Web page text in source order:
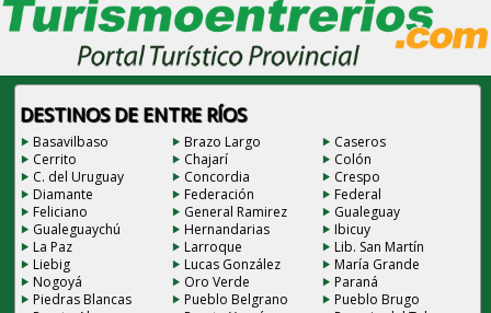
DESTINOS DE ENTRE RÍOS
Basavilbaso Brazo Largo
Caseros
Cerrito
Chajarí
Colón
C. del Uruguay
Concordia
Crespo
Diamante
Federación
Federal
Feliciano
General Ramirez
Gualeguay
Gualeguaychú
Hernandarias
Ibicuy
La Paz
Larroque
Lib. San Martín
Liebig
Lucas González
María Grande
Nogoyá
Oro Verde
Paraná
Piedras Blancas
Pueblo Belgrano
Pueblo Brugo